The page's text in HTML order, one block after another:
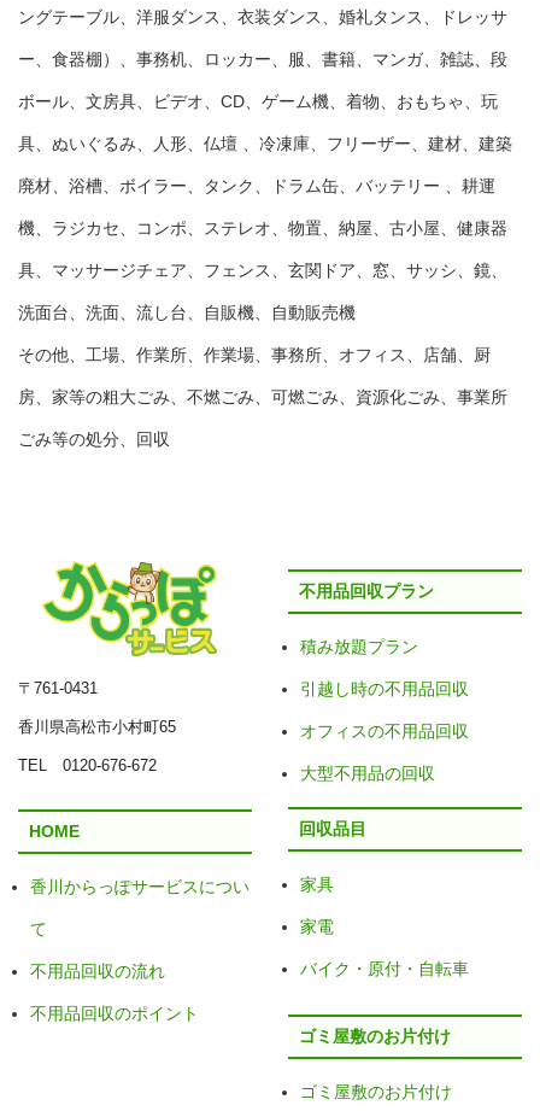
ングテーブル、洋服ダンス、衣装ダンス、婚礼タンス、ドレッサ
ー、食器棚）、事務机、ロッカー、服、書籍、マンガ、雑誌、段
ボール、文房具、ビデオ、CD、ゲーム機、着物、おもちゃ、玩
具、ぬいぐるみ、人形、仏壇 、冷凍庫、フリーザー、建材、建築
廃材、浴槽、ボイラー、タンク、ドラム缶、バッテリー 、耕運
機、ラジカセ、コンポ、ステレオ、物置、納屋、古小屋、健康器
具、マッサージチェア、フェンス、玄関ドア、窓、サッシ、鏡、
洗面台、洗面、流し台、自販機、自動販売機
その他、工場、作業所、作業場、事務所、オフィス、店舗、厨
房、家等の粗大ごみ、不燃ごみ、可燃ごみ、資源化ごみ、事業所
ごみ等の処分、回収
〒761-0431
香川県高松市小村町65
TEL 0120-676-672
HOME
香川からっぽサービスについ
て
不用品回収の流れ
不用品回収のポイント
不用品回収プラン
積み放題プラン
引越し時の不用品回収
オフィスの不用品回収
大型不用品の回収
回収品目
家具
家電
バイク・原付・自転車
ゴミ屋敷のお片付け
ゴミ屋敷のお片付け